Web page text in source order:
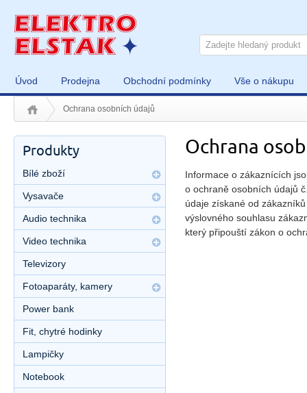
Úvod Prodejna Obchodní podmínky Vše o nákupu
Ochrana osobních údajů
Ochrana
Informace o zákaznících
o ochraně osobních údajů
údaje získané od
výslovného souhlasu
který připouští zákon o
Produkty
Bílé zboží
Vysavače
Audio technika
Video technika
Televizory
Fotoaparáty, kamery
Power bank
Fit, chytré hodinky
Lampičky
Notebook